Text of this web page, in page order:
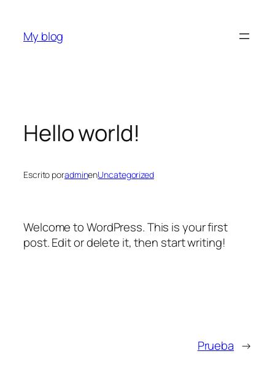
contenido
My blog
Hello world!
Escrito poradminenUncategorized
Welcome to WordPress. This is your first
post. Edit or delete it, then start writing!
Prueba →